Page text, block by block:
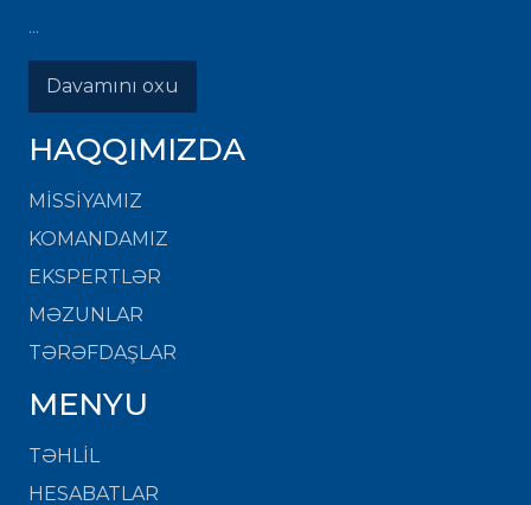
...
Davamını oxu
HAQQIMIZDA
MISSIYAMIZ
KOMANDAMIZ
EKSPERTLƏR
MƏZUNLAR
TƏRƏFDAŞLAR
MENYU
TƏHLİL
HESABATLAR